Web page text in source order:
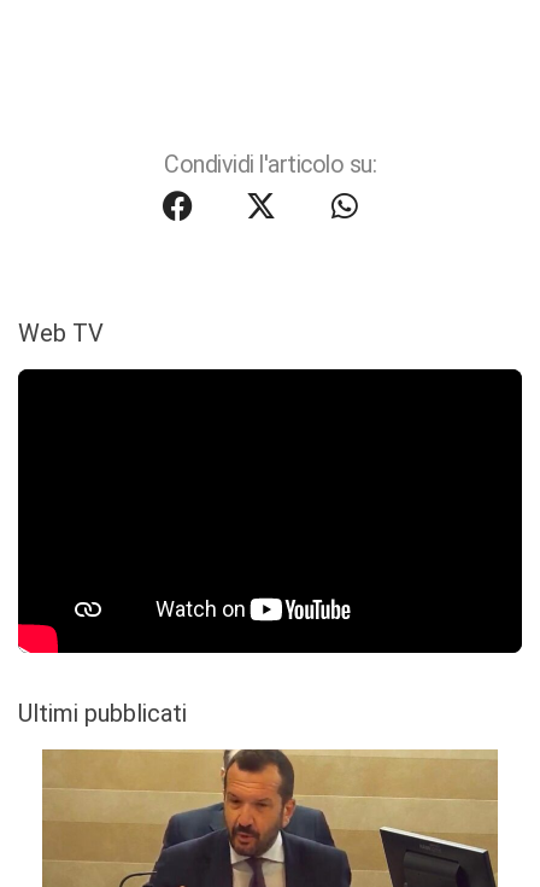
Condividi l'articolo su:
Web TV
Ultimi pubblicati